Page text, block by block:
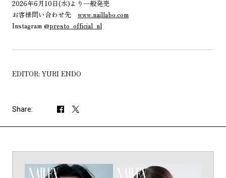
2026年6月10日(水)より一般発売
お客様問い合わせ先 www.naillabo.com
Instagram @presto_official_nl
EDITOR: YURI ENDO
Share: